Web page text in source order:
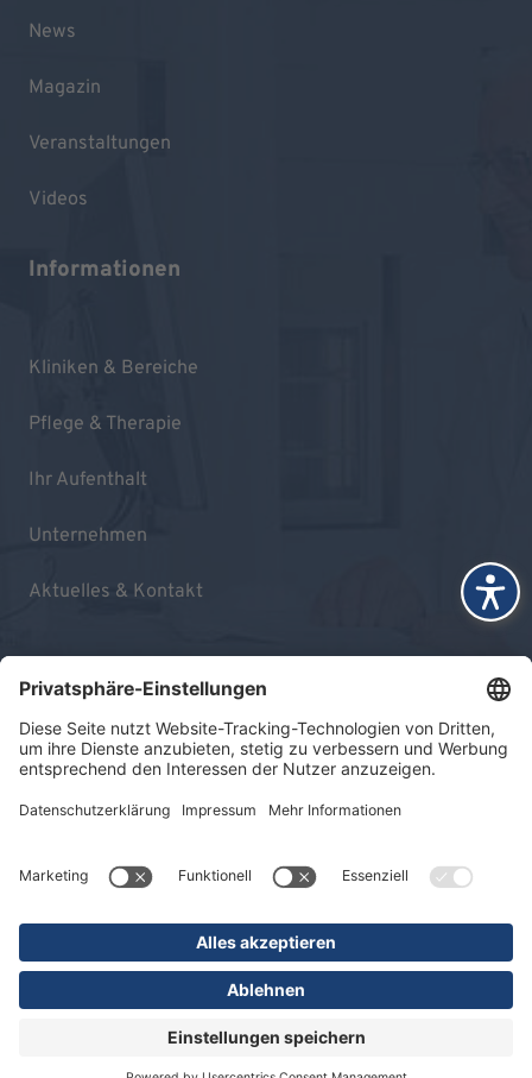
News
Magazin
Veranstaltungen
Videos
Informationen
Kliniken & Bereiche
Pflege & Therapie
Ihr Aufenthalt
Unternehmen
Aktuelles & Kontakt
Impressum
Datenschutz
© 2026 KLINIKEN DR. ERLER